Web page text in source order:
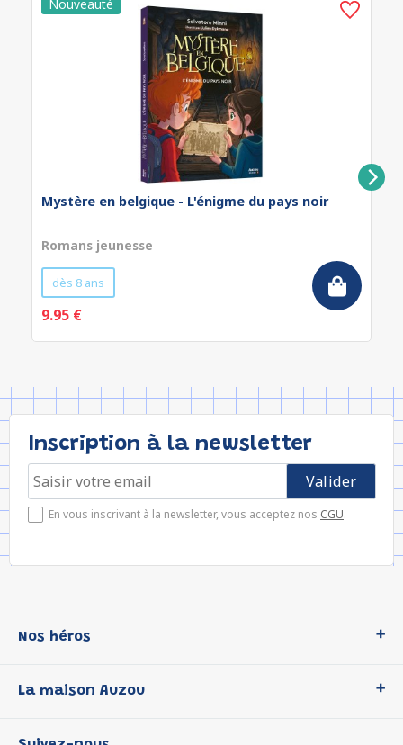
Mystère en belgique - L'énigme du pays noir
Romans jeunesse
dès 8 ans
9.95 €
Inscription à la newsletter
En vous inscrivant à la newsletter, vous acceptez nos CGU.
Nos héros
P'tit Loup
La maison Auzou